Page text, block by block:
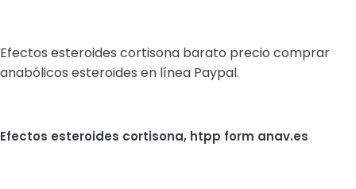
Efectos esteroides cortisona barato precio comprar
anabólicos esteroides en línea Paypal.
Efectos esteroides cortisona, htpp form anav.es